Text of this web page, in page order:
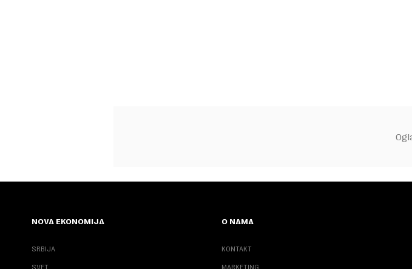
NOVA EKONOMIJA
SRBIJA
SVET
O NAMA
KONTAKT
MARKETING